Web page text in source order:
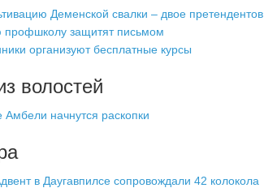
Деменской свалки – двое претендентов
профшколу защитят письмом
организуют бесплатные курсы
волостей
Амбели начнутся раскопки
в Даугавпилсе сопровождали 42 колокола